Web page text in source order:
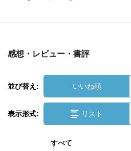
感想・レビュー・書評
並び替え: いいね順
表示形式: リスト
すべて